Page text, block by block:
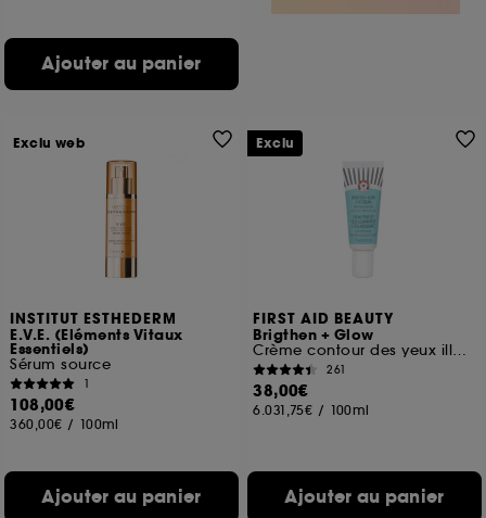
Ajouter au panier
INSTITUT ESTHEDERM
E.V.E. (Eléments Vitaux
Essentiels)
Sérum source
1
108,00€
360,00€ / 100ml
Ajouter au panier
Exclu web
FIRST AID BEAUTY
Brigthen + Glow
Crème contour des yeux illuminatrice à la Niacinamide
261
38,00€
6.031,75€ / 100ml
Ajouter au panier
Exclu